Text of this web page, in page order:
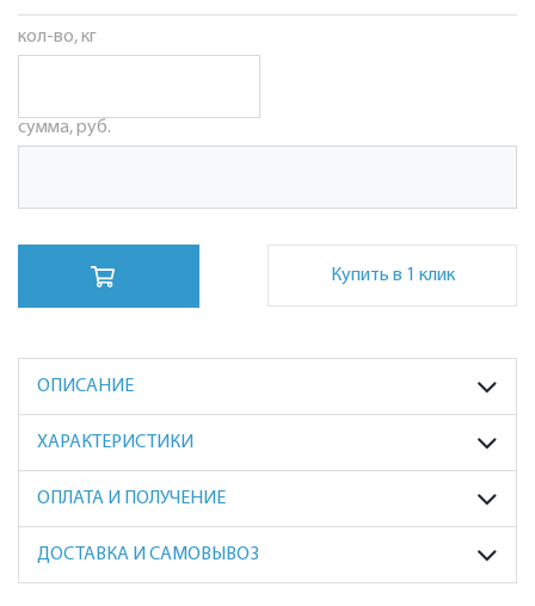
кол-во, кг
сумма, руб.
Купить в 1 клик
ОПИСАНИЕ
ХАРАКТЕРИСТИКИ
ОПЛАТА И ПОЛУЧЕНИЕ
ДОСТАВКА И САМОВЫВОЗ